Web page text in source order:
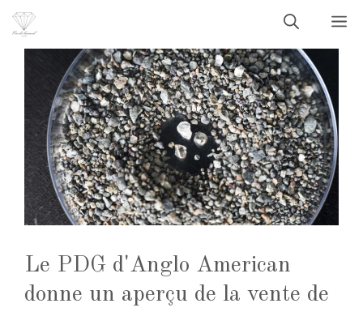
Aller
contenu
Le PDG d'Anglo American
donne un aperçu de la vente de